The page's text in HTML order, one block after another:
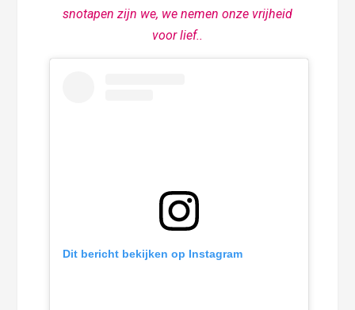
snotapen zijn we, we nemen onze vrijheid
voor lief..
Dit bericht bekijken op Instagram